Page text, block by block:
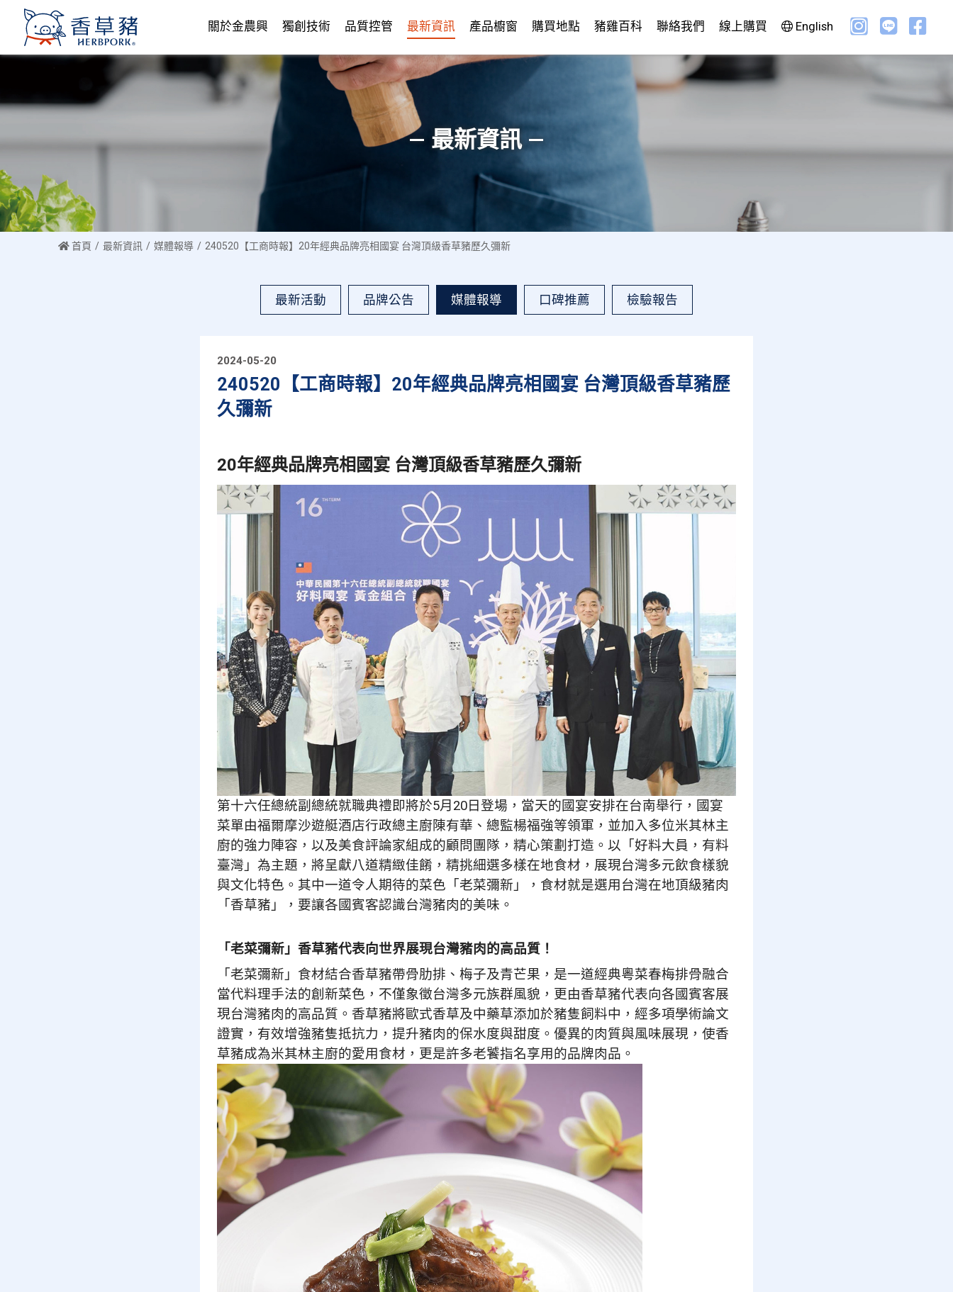
關於金農興 獨創技術 品質控管 最新資訊 產品櫥窗 購買地點 豬雞百科 聯絡我們 線上購買 English
最新資訊
首頁 最新資訊 媒體報導 240520【工商時報】20年經典品牌亮相國宴 台灣頂級香草豬歷久彌新
最新活動 品牌公告 媒體報導 口碑推薦 檢驗報告
2024-05-20
240520【工商時報】20年經典品牌亮相國宴 台灣頂級香草豬歷
久彌新
20年經典品牌亮相國宴 台灣頂級香草豬歷久彌新
第十六任總統副總統就職典禮即將於5月20日登場，當天的國宴安排在台南舉行，國宴
菜單由福爾摩沙遊艇酒店行政總主廚陳有華、總監楊福強等領軍，並加入多位米其林主
廚的強力陣容，以及美食評論家組成的顧問團隊，精心策劃打造。以「好料大員，有料
臺灣」為主題，將呈獻八道精緻佳餚，精挑細選多樣在地食材，展現台灣多元飲食樣貌
與文化特色。其中一道令人期待的菜色「老菜彌新」，食材就是選用台灣在地頂級豬肉
「香草豬」，要讓各國賓客認識台灣豬肉的美味。
「老菜彌新」香草豬代表向世界展現台灣豬肉的高品質！
「老菜彌新」食材結合香草豬帶骨肋排、梅子及青芒果，是一道經典粵菜春梅排骨融合
當代料理手法的創新菜色，不僅象徵台灣多元族群風貌，更由香草豬代表向各國賓客展
現台灣豬肉的高品質。香草豬將歐式香草及中藥草添加於豬隻飼料中，經多項學術論文
證實，有效增強豬隻抵抗力，提升豬肉的保水度與甜度。優異的肉質與風味展現，使香
草豬成為米其林主廚的愛用食材，更是許多老饕指名享用的品牌肉品。